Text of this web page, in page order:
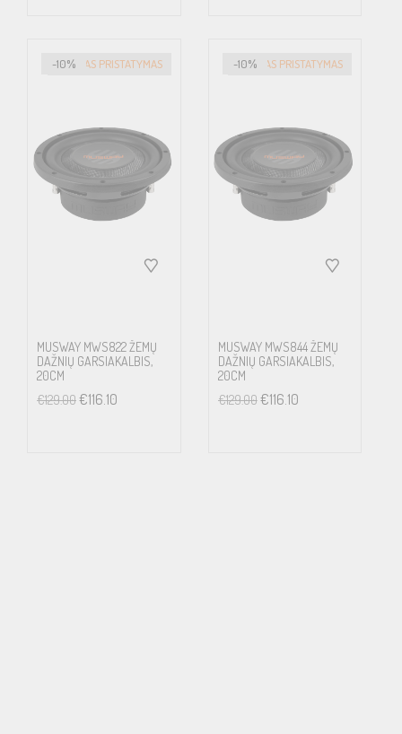
-10%
GREITAS PRISTATYMAS
MUSWAY MWS822 ŽEMŲ
DAŽNIŲ GARSIAKALBIS,
20CM
€129.00€116.10
-10%
GREITAS PRISTATYMAS
MUSWAY MWS844 ŽEMŲ
DAŽNIŲ GARSIAKALBIS,
20CM
€129.00 €116.10